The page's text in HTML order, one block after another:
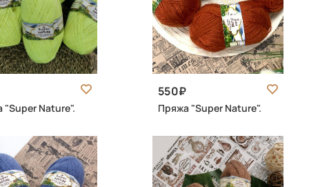
"Super Nature".
550
Пряжа "Super Nature".